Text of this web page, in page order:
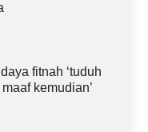
fitnah ‘tuduh
kemudian’